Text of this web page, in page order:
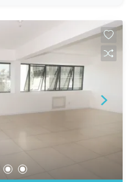
colaboradores
pedestres e
à Praça Dom
Boca do Lobo
com fácil acesso e
essenciais O
abrir ou expandir
mais